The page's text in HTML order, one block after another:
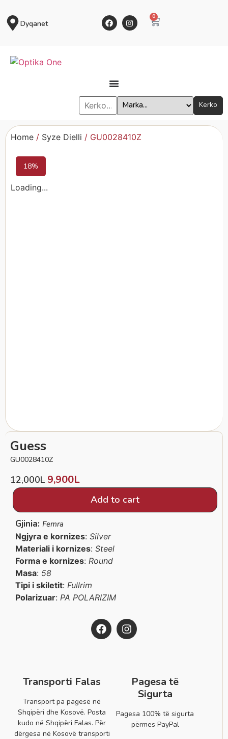
Dyqanet
0
Kerko
Home / Syze Dielli / GU0028410Z
18%
Loading...
Guess
GU0028410Z
12,000L 9,900L
Add to cart
Gjinia: Femra
Ngjyra e kornizes: Silver
Materiali i kornizes: Steel
Forma e kornizes: Round
Masa: 58
Tipi i skiletit: Fullrim
Polarizuar: PA POLARIZIM
Transporti Falas
Transport pa pagesë në
Shqipëri dhe Kosovë. Posta
kudo në Shqipëri Falas. Për
dërgesa në Kosovë transporti
Pagesa të
Sigurta
Pagesa 100% të sigurta
përmes PayPal